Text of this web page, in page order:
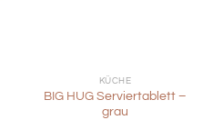
KÜCHE
BIG HUG Serviertablett –
grau